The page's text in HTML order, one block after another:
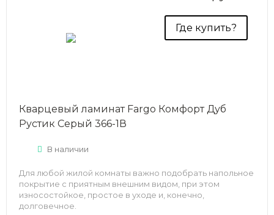
Где купить?
Кварцевый ламинат Fargo Комфорт Дуб
Рустик Серый 366-1В
В наличии
Для любой жилой комнаты важно подобрать напольное
покрытие с приятным внешним видом, при этом
износостойкое, простое в уходе и, конечно,
долговечное.